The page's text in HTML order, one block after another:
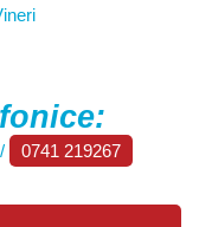
/ 0741 219267